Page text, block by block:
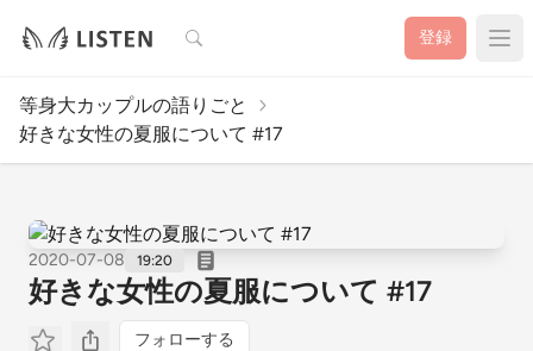
検索 登録
等身大カップルの語りごと
好きな女性の夏服について #17
2020-07-08 19:20
好きな女性の夏服について #17
フォローする